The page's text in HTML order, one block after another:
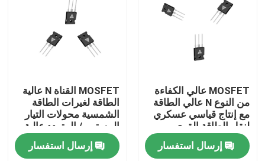
المنزل
MOSFET عالي الكفاءة
من النوع N عالي الطاقة
مع إنتاج قياسي عسكري
لنقل الطاقة القوي
إرسال استفسار
MOSFET القناة N عالية
الطاقة لغيرات الطاقة
الشمسية محولات التيار
المستمر / المتردد عالية
الجهد وسائقات المحرك
إرسال استفسار